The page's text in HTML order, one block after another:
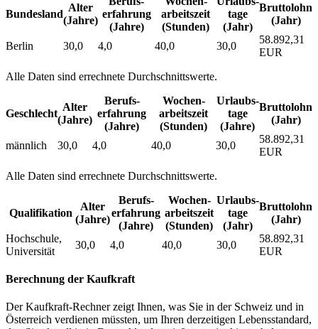
Bundesland
Alter
(Jahre)
erfahrung
(Jahre)
arbeitszeit
(Stunden)
tage
(Jahr)
Bruttolohn
(Jahr)
Berlin 30,0 4,0 40,0 30,0
58.892,31
EUR
Alle Daten sind errechnete Durchschnittswerte.
Geschlecht
Alter
(Jahre)
Berufs­
erfahrung
(Jahre)
Wochen­
arbeitszeit
(Stunden)
Urlaubs­
tage
(Jahre)
Bruttolohn
(Jahr)
männlich 30,0 4,0 40,0 30,0
58.892,31
EUR
Alle Daten sind errechnete Durchschnittswerte.
Qualifikation
Alter
(Jahre)
Berufs­
erfahrung
(Jahre)
Wochen­
arbeitszeit
(Stunden)
Urlaubs­
tage
(Jahr)
Bruttolohn
(Jahr)
Hochschule,
Universität
30,0 4,0 40,0 30,0
58.892,31
EUR
Berechnung der Kaufkraft
Der Kaufkraft-Rechner zeigt Ihnen, was Sie in der Schweiz und in
Österreich verdienen müssten, um Ihren derzeitigen Lebensstandard,